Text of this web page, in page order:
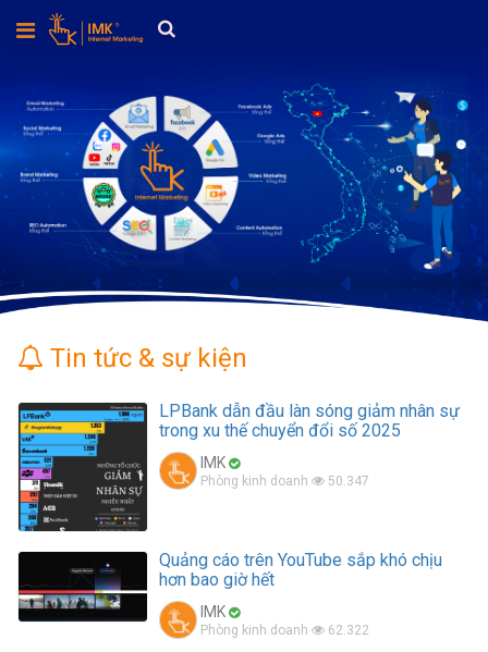
chủ
Thiết
kế
web
miền
Hosting
Server
Tin tức & sự kiện
LPBank dẫn đầu làn sóng giảm nhân sự
trong xu thế chuyển đổi số 2025
IMK
Phòng kinh doanh 50.347
Quảng cáo trên YouTube sắp khó chịu
hơn bao giờ hết
IMK
Phòng kinh doanh 62.322